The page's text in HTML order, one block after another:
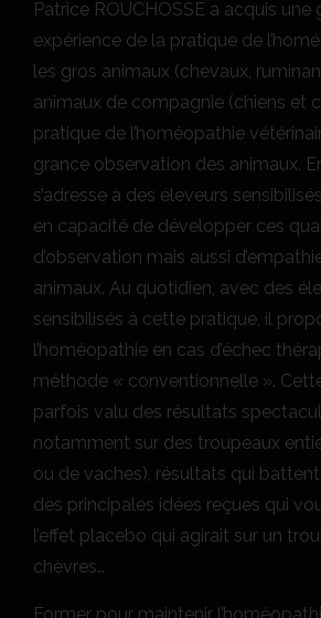
Patrice ROUCHOSSÉ a acquis une
expérience de la pratique de
les gros animaux (chevaux,
animaux de compagnie (chiens et
pratique de l’homéopathie
grance observation des animaux.
s’adresse à des éleveurs
en capacité de développer ces
d’observation mais aussi
animaux. Au quotidien, avec des
sensibilisés à cette pratique, il
l’homéopathie en cas d’échec
méthode « conventionnelle ».
parfois valu des résultats
notamment sur des troupeaux
ou de vaches), résultats qui battent
des principales idées reçues qui
l’effet placebo qui agirait sur un
chèvres…